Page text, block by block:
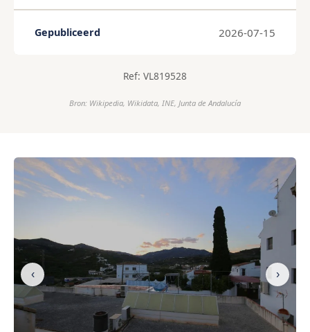
Gepubliceerd 2026-07-15
Ref: VL819528
Bron: Wikipedia, Wikidata, INE, Junta de Andalucía
‹ ›